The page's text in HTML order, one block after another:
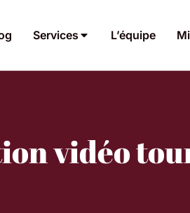
Services L’équipe
vidéo